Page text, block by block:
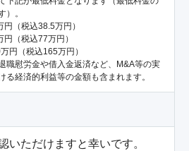
）。
（税込38.5万円）
（税込77万円）
円（税込165万円）
職慰労金や借入金返済など、M&A等の実
る経済的利益等の金額も含まれます。
いただけますと幸いです。